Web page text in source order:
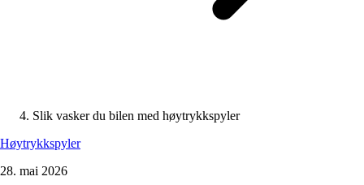
Slik vasker du bilen med høytrykkspyler
Høytrykkspyler
28. mai 2026